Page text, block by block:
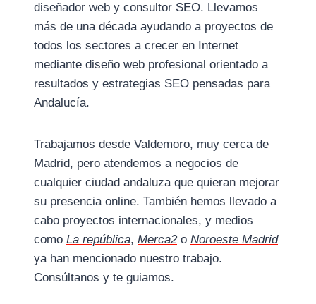
diseñador web y consultor SEO. Llevamos
más de una década ayudando a proyectos de
todos los sectores a crecer en Internet
mediante diseño web profesional orientado a
resultados y estrategias SEO pensadas para
Andalucía.
Trabajamos desde Valdemoro, muy cerca de
Madrid, pero atendemos a negocios de
cualquier ciudad andaluza que quieran mejorar
su presencia online. También hemos llevado a
cabo proyectos internacionales, y medios
como La república, Merca2o Noroeste Madrid
ya han mencionado nuestro trabajo.
Consúltanos y te guiamos.